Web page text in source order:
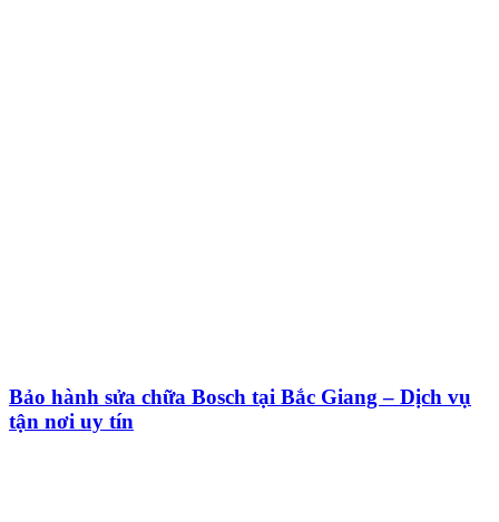
Bảo hành sửa chữa Bosch tại Bắc Giang – Dịch vụ
tận nơi uy tín